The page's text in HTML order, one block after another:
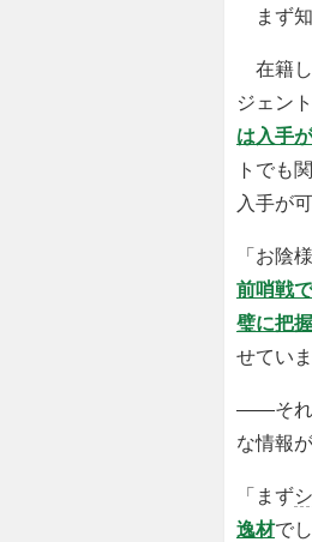
まず知
在籍し
ジェン
は入手
トでも
入手が
「お陰
前哨戦
璧に把
せてい
――それ
な情報
「まず
逸材で